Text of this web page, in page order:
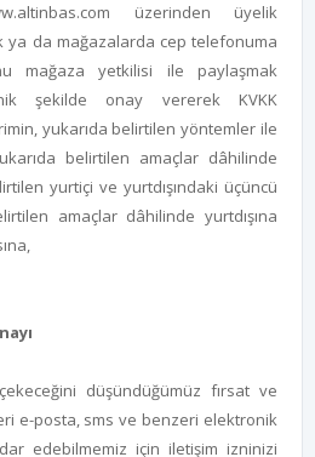
üzerinden üyelik
ya da mağazalarda cep telefonuma
mağaza yetkilisi ile paylaşmak
şekilde onay vererek KVKK
yukarıda belirtilen yöntemler ile
belirtilen amaçlar dâhilinde
yurtiçi ve yurtdışındaki üçüncü
amaçlar dâhilinde yurtdışına
düşündüğümüz fırsat ve
e-posta, sms ve benzeri elektronik
edebilmemiz için iletişim izninizi